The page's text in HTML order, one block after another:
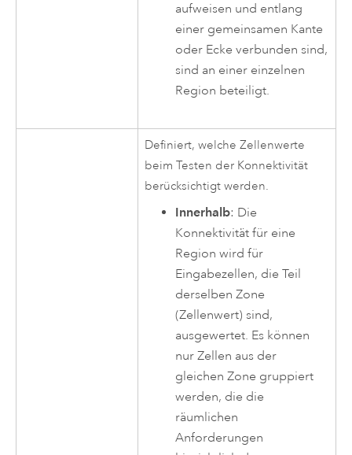
aufweisen und entlang
einer gemeinsamen Kante
oder Ecke verbunden sind,
sind an einer einzelnen
Region beteiligt.
Definiert, welche Zellenwerte
beim Testen der Konnektivität
berücksichtigt werden.
Innerhalb: Die
Konnektivität für eine
Region wird für
Eingabezellen, die Teil
derselben Zone
(Zellenwert) sind,
ausgewertet. Es können
nur Zellen aus der
gleichen Zone gruppiert
werden, die die
räumlichen
Anforderungen